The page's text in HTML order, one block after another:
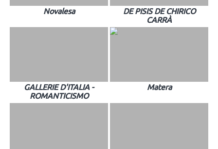
Novalesa
DE PISIS DE CHIRICO
CARRÀ
GALLERIE D'ITALIA -
ROMANTICISMO
Matera